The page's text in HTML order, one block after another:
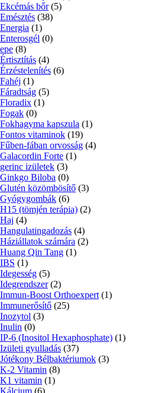
Ekcémás bőr (5)
Emésztés (38)
Energia (1)
Enterosgél (0)
epe (8)
Értisztítás (4)
Érzéstelenítés (6)
Fahéj (1)
Fáradtság (5)
Floradix (1)
Fogak (0)
Fokhagyma kapszula (1)
Fontos vitaminok (19)
Fűben-fában orvosság (4)
Galacordin Forte (1)
gerinc izületek (3)
Ginkgo Biloba (0)
Glutén közömbösítő (3)
Gyógygombák (6)
H15 (tömjén terápia) (2)
Haj (4)
Hangulatingadozás (4)
Háziállatok számára (2)
Huang Qin Tang (1)
IBS (1)
Idegesség (5)
Idegrendszer (2)
Immun-Boost Orthoexpert (1)
Immunerősítő (25)
Inozytol (3)
Inulin (0)
IP-6 (Inositol Hexaphosphate) (1)
Izületi gyulladás (37)
Jótékony Bélbaktériumok (3)
K-2 Vitamin (8)
K1 vitamin (1)